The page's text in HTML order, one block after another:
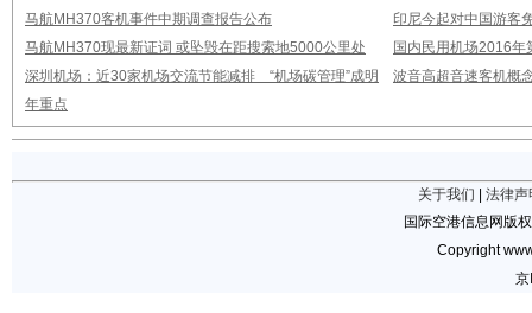
马航MH370客机事件中期调查报告公布
印尼今起对中国游客
马航MH370现最新证词 或坠毁在距搜索地5000公里处
国内民用机场2016年
深圳机场：近30家机场交流节能减排 “机场碳管理”成明
年重点
波音高超音速客机概
关于我们
法律声
国际空港信息网版
Copyright